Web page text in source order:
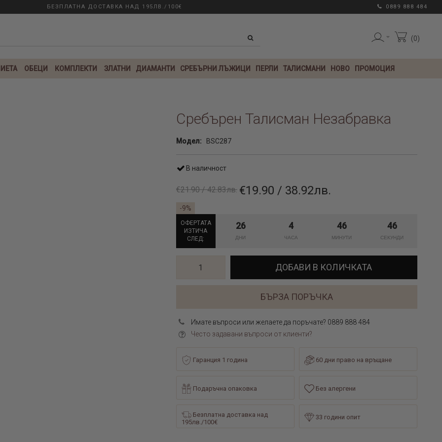
БЕЗПЛАТНА ДОСТАВКА НАД 195ЛВ./100€ 0889 888 484
0
ОБЕЦИ КОМПЛЕКТИ ЗЛАТНИ ДИАМАНТИ СРЕБЪРНИ ЛЪЖИЦИ ПЕРЛИ ТАЛИСМАНИ НОВО ПРОМОЦИЯ
Сребърен Талисман Незабравка
Модел: BSC287
В наличност
€21.90 / 42.83лв. €19.90 / 38.92лв.
-9%
ОФЕРТАТА
ИЗТИЧА
СЛЕД:
26 4 46 46
ДОБАВИ В КОЛИЧКАТА
БЪРЗА ПОРЪЧКА
Имате въпроси или желаете да поръчате? 0889 888 484
Често задавани въпроси от клиенти?
Гаранция 1 година 60 дни право на връщане
Подаръчна опаковка Без алергени
Безплатна доставка над
195лв./100€
33 години опит